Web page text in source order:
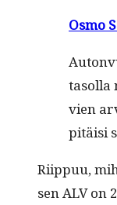
Osmo
tasol­la
vien
pitäisi
Riip­puu,
sen ALV on